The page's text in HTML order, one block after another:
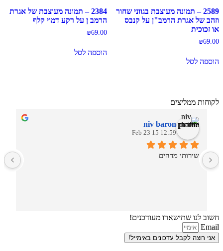
2589 – תמונה מעוצבת בגווני שחור
וזהב של אגרת הרמב"ן על קנבס
או זכוכית
₪69.00
הוספה לסל
2384 – תמונה מעוצבת של אגרת
הרמב ן על רקע דמוי קלף
₪69.00
הוספה לסל
לקוחות ממליצים
niv baron
12:59 15 Feb 23
שירותי מדהים
חשוב לנו שתישארו מעודכנים!
Email
אני רוצה לקבל עדכונים באימייל!